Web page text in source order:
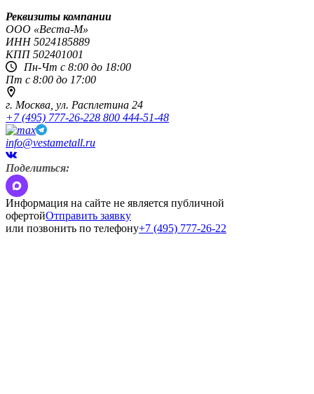
Реквизиты компании
OOO «Веста-М»
ИНН5024185889
КПП502401001
Пн-Чт с 8:00 до 18:00
Пт с 8:00 до 17:00
г. Москва, ул. Расплетина 24
+7 (495) 777-26-228 800 444-51-48
info@vestametall.ru
Поделиться:
Информация на сайте не является публичной
офертойОтправить заявку
или позвонить по телефону+7 (495) 777-26-22